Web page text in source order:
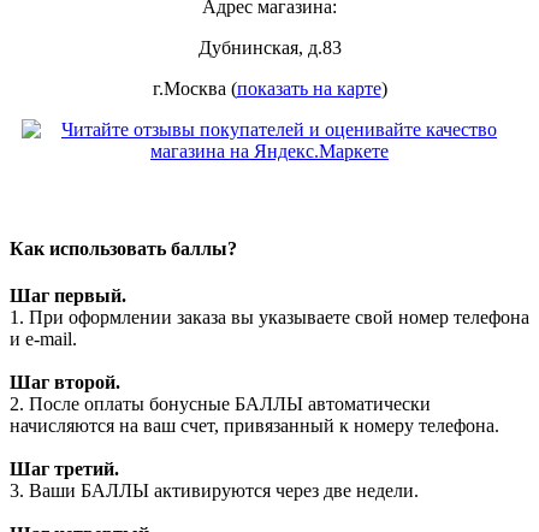
Адрес магазина:
Дубнинская, д.83
г.Москва (показать на карте)
Как использовать баллы?
Шаг первый.
1. При оформлении заказа вы указываете свой номер телефона
и e-mail.
Шаг второй.
2. После оплаты бонусные БАЛЛЫ автоматически
начисляются на ваш счет, привязанный к номеру телефона.
Шаг третий.
3. Ваши БАЛЛЫ активируются через две недели.